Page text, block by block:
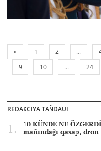
« 1 2 ...
9
10 ... 24
REDAKCIYA TAÑDAUI
10 KÜNDE NE
mañındağı qasap, dron